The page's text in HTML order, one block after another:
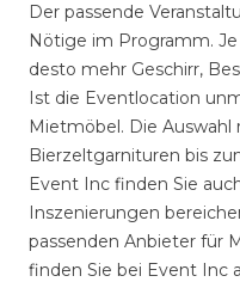
Der passende
Nötige im Programm.
desto mehr Geschirr,
Ist die Eventlocation
Mietmöbel. Die
Bierzeltgarnituren bis
Event Inc finden Sie
Inszenierungen
passenden Anbieter für
finden Sie bei Event Inc